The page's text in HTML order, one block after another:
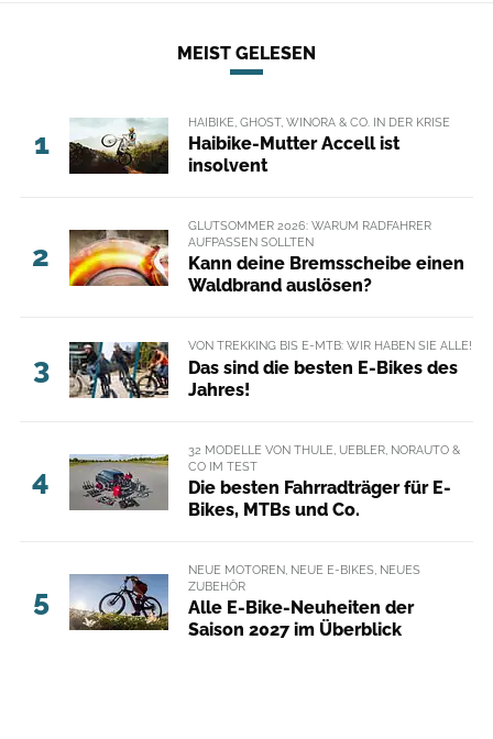
MEIST GELESEN
1
HAIBIKE, GHOST, WINORA & CO. IN DER KRISE
Haibike-Mutter Accell ist
insolvent
2
GLUTSOMMER 2026: WARUM RADFAHRER
AUFPASSEN SOLLTEN
Kann deine Bremsscheibe einen
Waldbrand auslösen?
3
VON TREKKING BIS E-MTB: WIR HABEN SIE ALLE!
Das sind die besten E-Bikes des
Jahres!
4
32 MODELLE VON THULE, UEBLER, NORAUTO &
CO IM TEST
Die besten Fahrradträger für E-
Bikes, MTBs und Co.
5
NEUE MOTOREN, NEUE E-BIKES, NEUES
ZUBEHÖR
Alle E-Bike-Neuheiten der
Saison 2027 im Überblick